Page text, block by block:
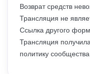
Возврат средств
Трансляция не
Ссылка другого
Трансляция
политику